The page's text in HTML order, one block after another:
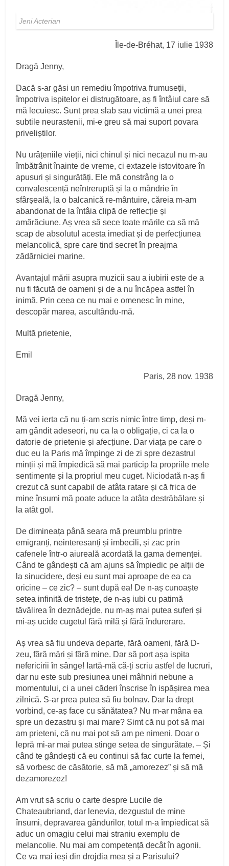
Jeni Acterian
Île-de-Bréhat, 17 iulie 1938
Dragă Jenny,
Dacă s-ar găsi un remediu împotriva frumuseții,
împotriva ispitelor ei distrugătoare, aș fi întâiul care să
mă lecuiesc. Sunt prea slab sau victimă a unei prea
subtile neurastenii, mi-e greu să mai suport povara
priveliștilor.
Nu urâțeniile vieții, nici chinul și nici necazul nu m-au
îmbătrânit înainte de vreme, ci extazele istovitoare în
apusuri și singurătăți. Ele mă constrâng la o
convalescență neîntreruptă și la o mândrie în
sfârșeală, la o balcanică re-mântuire, căreia m-am
abandonat de la întâia clipă de reflecție și
amărăciune. Aș vrea să sece toate mările ca să mă
scap de absolutul acesta imediat și de perfecțiunea
melancolică, spre care tind secret în preajma
zădărniciei marine.
Avantajul mării asupra muzicii sau a iubirii este de a
nu fi făcută de oameni și de a nu încăpea astfel în
inimă. Prin ceea ce nu mai e omenesc în mine,
descopăr marea, ascultându-mă.
Multă prietenie,
Emil
Paris, 28 nov. 1938
Dragă Jenny,
Mă vei ierta că nu ți-am scris nimic între timp, deși m-
am gândit adeseori, nu ca la o obligație, ci ca la o
datorie de prietenie și afecțiune. Dar viața pe care o
duc eu la Paris mă împinge zi de zi spre dezastrul
minții și mă împiedică să mai particip la propriile mele
sentimente și la propriul meu cuget. Niciodată n-aș fi
crezut că sunt capabil de atâta ratare și că frica de
mine însumi mă poate aduce la atâta destrăbălare și
la atât gol.
De dimineața până seara mă preumblu printre
emigranți, neinteresanți și imbecili, și zac prin
cafenele într-o aiureală acordată la gama demenței.
Când te gândești că am ajuns să împiedic pe alții de
la sinucidere, deși eu sunt mai aproape de ea ca
oricine – ce zic? – sunt după ea! De n-aș cunoaște
setea infinită de tristețe, de n-aș iubi cu patimă
tăvălirea în deznădejde, nu m-aș mai putea suferi și
mi-aș ucide cugetul fără milă și fără îndurerare.
Aș vrea să fiu undeva departe, fără oameni, fără D-
zeu, fără mări și fără mine. Dar să port așa ispita
nefericirii în sânge! Iartă-mă că-ți scriu astfel de lucruri,
dar nu este sub presiunea unei mâhniri nebune a
momentului, ci a unei căderi înscrise în ispășirea mea
zilnică. S-ar prea putea să fiu bolnav. Dar la drept
vorbind, ce-aș face cu sănătatea? Nu m-ar mâna ea
spre un dezastru și mai mare? Simt că nu pot să mai
am prieteni, că nu mai pot să am pe nimeni. Doar o
lepră mi-ar mai putea stinge setea de singurătate. – Și
când te gândești că eu continui să fac curte la femei,
să vorbesc de căsătorie, să mă „amorezez” și să mă
dezamorezez!
Am vrut să scriu o carte despre Lucile de
Chateaubriand, dar lenevia, dezgustul de mine
însumi, depravarea gândurilor, totul m-a împiedicat să
aduc un omagiu celui mai straniu exemplu de
melancolie. Nu mai am competență decât în agonii.
Ce va mai ieși din drojdia mea și a Parisului?